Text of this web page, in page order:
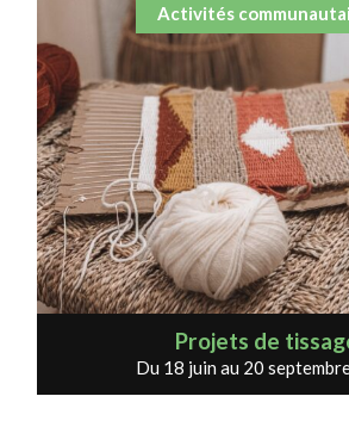
Activités
Projets de
Du 18 juin au 20